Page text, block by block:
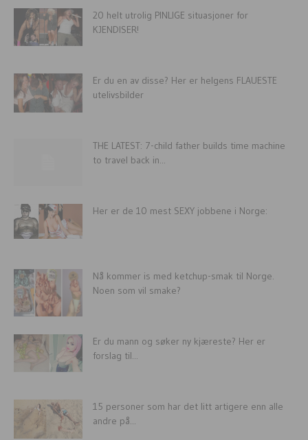
20 helt utrolig PINLIGE situasjoner for
KJENDISER!
Er du en av disse? Her er helgens FLAUESTE
utelivsbilder
THE LATEST: 7-child father builds time machine
to travel back in...
Her er de 10 mest SEXY jobbene i Norge:
Nå kommer is med ketchup-smak til Norge.
Noen som vil smake?
Er du mann og søker ny kjæreste? Her er
forslag til...
15 personer som har det litt artigere enn alle
andre på...